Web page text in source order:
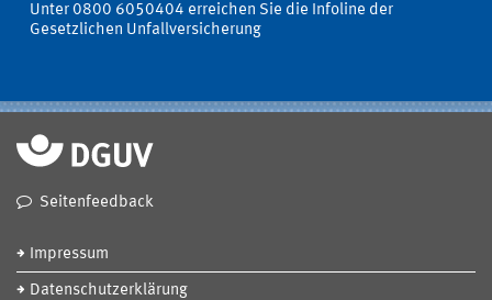
Unter 0800 6050404 erreichen Sie die Infoline der
Gesetzlichen Unfallversicherung
Seitenfeedback
Impressum
Datenschutzerklärung